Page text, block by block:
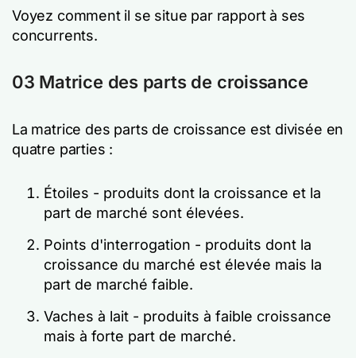
Voyez comment il se situe par rapport à ses
concurrents.
03 Matrice des parts de croissance
La matrice des parts de croissance est divisée en
quatre parties :
Étoiles - produits dont la croissance et la
part de marché sont élevées.
Points d'interrogation - produits dont la
croissance du marché est élevée mais la
part de marché faible.
Vaches à lait - produits à faible croissance
mais à forte part de marché.